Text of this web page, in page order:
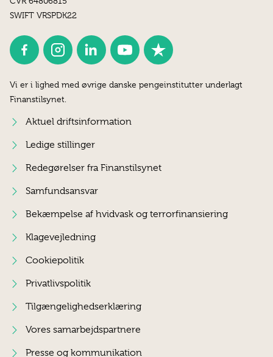
SWIFT VRSPDK22
Vi er i lighed med øvrige danske pengeinstitutter underlagt
Finanstilsynet.
Aktuel driftsinformation
Ledige stillinger
Redegørelser fra Finanstilsynet
Samfundsansvar
Bekæmpelse af hvidvask og terrorfinansiering
Klagevejledning
Cookiepolitik
Privatlivspolitik
Tilgængelighedserklæring
Vores samarbejdspartnere
Presse og kommunikation